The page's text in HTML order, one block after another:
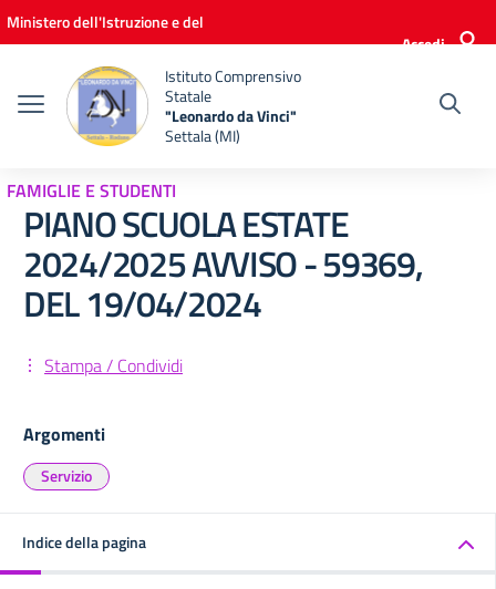
Vai ai contenuti
Vai al menu di navigazione
Vai al footer
Ministero dell'Istruzione e del
Accedi
Istituto Comprensivo
Statale
"Leonardo da Vinci"
Settala (MI)
FAMIGLIE E STUDENTI
PIANO SCUOLA ESTATE
2024/2025 AVVISO - 59369,
DEL 19/04/2024
Stampa / Condividi
Argomenti
Servizio
Indice della pagina